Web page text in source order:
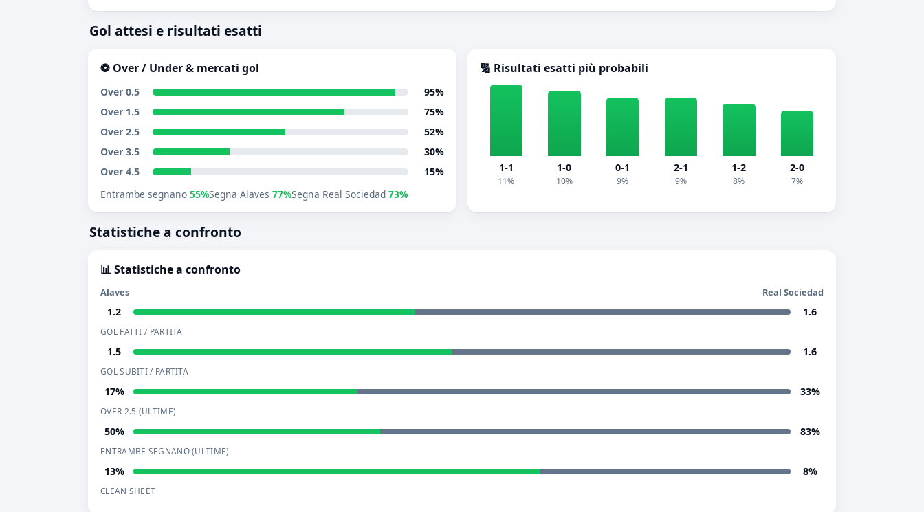
Gol attesi e risultati esatti
⚽ Over / Under & mercati gol
Over 0.5
95%
Over 1.5
75%
Over 2.5
52%
Over 3.5
30%
Over 4.5
15%
Entrambe segnano 55%Segna Alaves 77%Segna Real Sociedad 73%
🔢 Risultati esatti più probabili
1-1
11%
1-0
10%
0-1
9%
2-1
9%
1-2
8%
2-0
7%
Statistiche a confronto
📊 Statistiche a confronto
Alaves Real Sociedad
1.2 1.6
GOL FATTI / PARTITA
1.5 1.6
GOL SUBITI / PARTITA
17% 33%
OVER 2.5 (ULTIME)
50% 83%
ENTRAMBE SEGNANO (ULTIME)
13% 8%
CLEAN SHEET